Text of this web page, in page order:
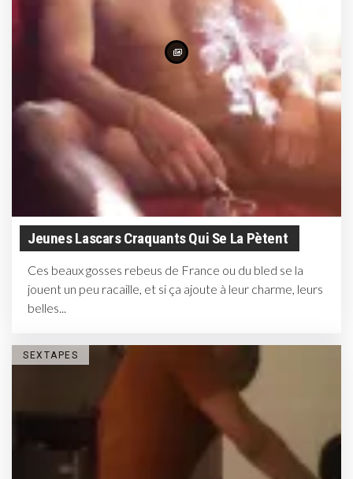
Jeunes Lascars Craquants Qui Se La Pètent
Ces beaux gosses rebeus de France ou du bled se la
jouent un peu racaille, et si ça ajoute à leur charme, leurs
belles...
SEXTAPES